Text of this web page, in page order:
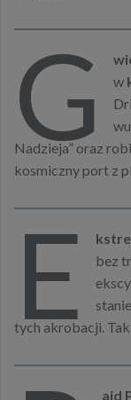
G
w
Nadzieja” oraz
kosmiczny port z
E
bez
tych akrobacji.
ajd